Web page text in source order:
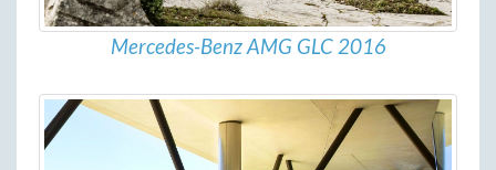
Mercedes-Benz AMG GLC 2016